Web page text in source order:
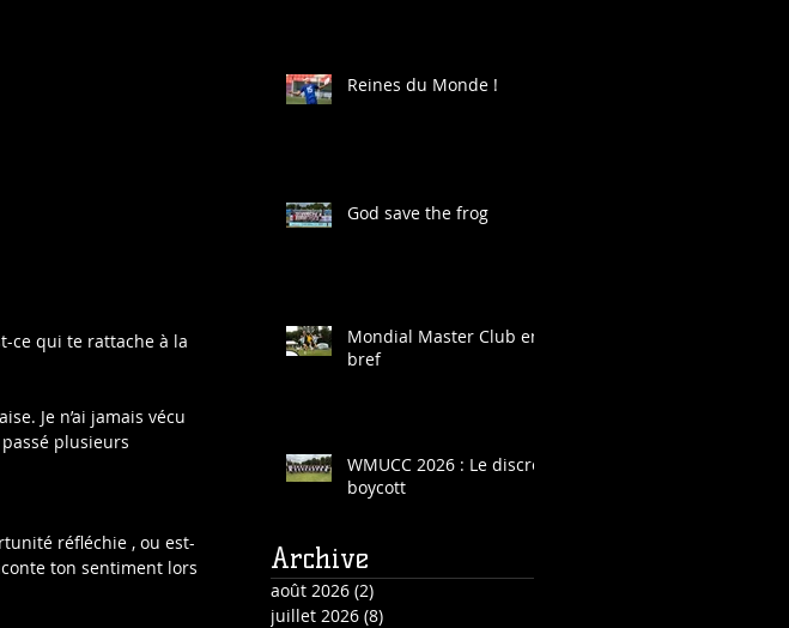
ce qui te rattache à la
Je n’ai jamais vécu
plusieurs
réfléchie , ou est-
ton sentiment lors
Reines du Monde !
God save the frog
Mondial Master Club en
bref
WMUCC 2026 : Le discret
boycott
Archive
août 2026 (2)
juillet 2026 (8)